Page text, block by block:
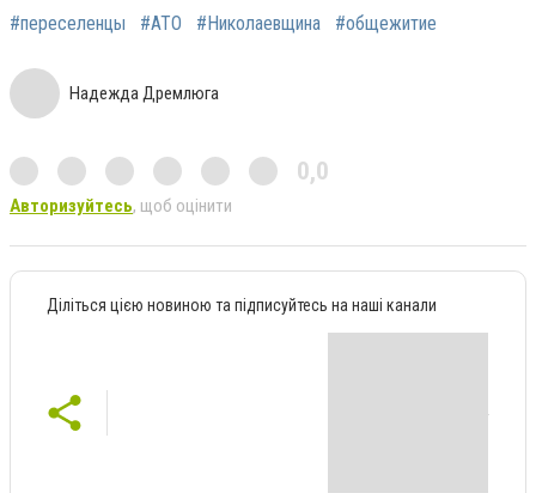
#переселенцы #АТО #Николаевщина #общежитие
Надежда Дремлюга
0,0
Авторизуйтесь, щоб оцінити
Діліться цією новиною та підписуйтесь на наші канали